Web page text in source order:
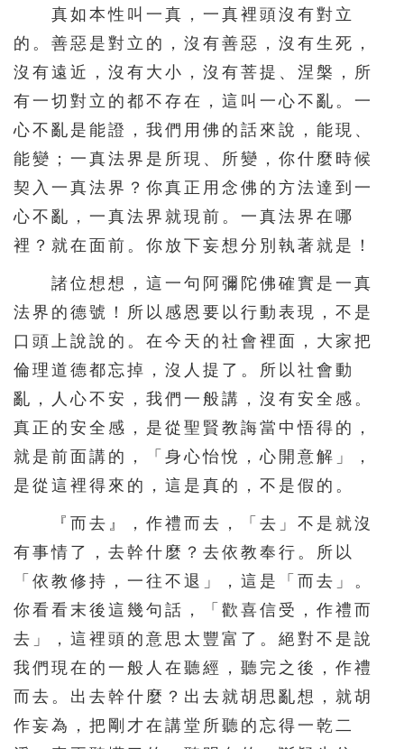
真如本性叫一真，一真裡頭沒有對立
的。善惡是對立的，沒有善惡，沒有生死，
沒有遠近，沒有大小，沒有菩提、涅槃，所
有一切對立的都不存在，這叫一心不亂。一
心不亂是能證，我們用佛的話來說，能現、
能變；一真法界是所現、所變，你什麼時候
契入一真法界？你真正用念佛的方法達到一
心不亂，一真法界就現前。一真法界在哪
裡？就在面前。你放下妄想分別執著就是！
諸位想想，這一句阿彌陀佛確實是一真
法界的德號！所以感恩要以行動表現，不是
口頭上說說的。在今天的社會裡面，大家把
倫理道德都忘掉，沒人提了。所以社會動
亂，人心不安，我們一般講，沒有安全感。
真正的安全感，是從聖賢教誨當中悟得的，
就是前面講的，「身心怡悅，心開意解」，
是從這裡得來的，這是真的，不是假的。
『而去』，作禮而去，「去」不是就沒
有事情了，去幹什麼？去依教奉行。所以
「依教修持，一往不退」，這是「而去」。
你看看末後這幾句話，「歡喜信受，作禮而
去」，這裡頭的意思太豐富了。絕對不是說
我們現在的一般人在聽經，聽完之後，作禮
而去。出去幹什麼？出去就胡思亂想，就胡
作妄為，把剛才在講堂所聽的忘得一乾二